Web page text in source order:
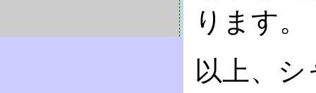
ります。
以上、